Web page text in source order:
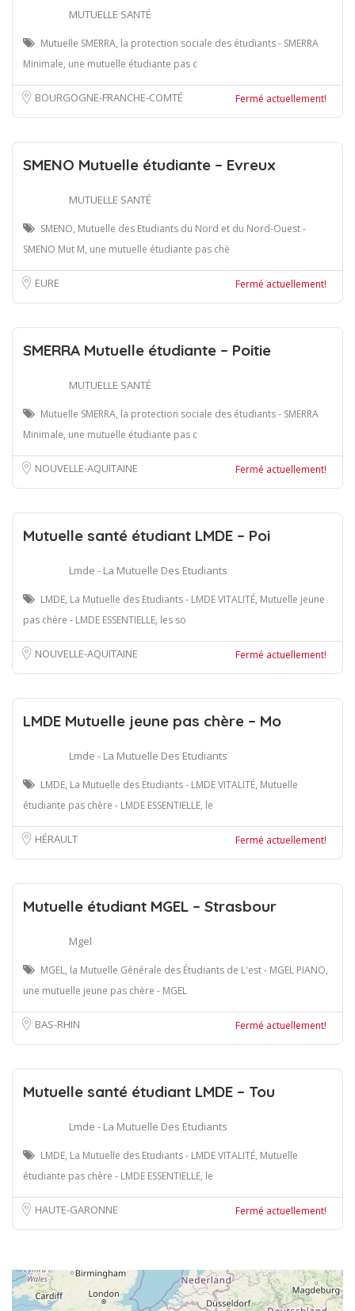
MUTUELLE SANTÉ
Mutuelle SMERRA, la protection sociale des étudiants - SMERRA
Minimale, une mutuelle étudiante pas c
BOURGOGNE-FRANCHE-COMTÉ Fermé actuellement!
SMENO Mutuelle étudiante – Evreux
MUTUELLE SANTÉ
SMENO, Mutuelle des Etudiants du Nord et du Nord-Ouest -
SMENO Mut M, une mutuelle étudiante pas chè
EURE Fermé actuellement!
SMERRA Mutuelle étudiante – Poitie
MUTUELLE SANTÉ
Mutuelle SMERRA, la protection sociale des étudiants - SMERRA
Minimale, une mutuelle étudiante pas c
NOUVELLE-AQUITAINE Fermé actuellement!
Mutuelle santé étudiant LMDE – Poi
Lmde - La Mutuelle Des Etudiants
LMDE, La Mutuelle des Etudiants - LMDE VITALITÉ, Mutuelle jeune
pas chère - LMDE ESSENTIELLE, les so
NOUVELLE-AQUITAINE Fermé actuellement!
LMDE Mutuelle jeune pas chère – Mo
Lmde - La Mutuelle Des Etudiants
LMDE, La Mutuelle des Etudiants - LMDE VITALITÉ, Mutuelle
étudiante pas chère - LMDE ESSENTIELLE, le
HÉRAULT Fermé actuellement!
Mutuelle étudiant MGEL – Strasbour
Mgel
MGEL, la Mutuelle Générale des Étudiants de L'est - MGEL PIANO,
une mutuelle jeune pas chère - MGEL
BAS-RHIN Fermé actuellement!
Mutuelle santé étudiant LMDE – Tou
Lmde - La Mutuelle Des Etudiants
LMDE, La Mutuelle des Etudiants - LMDE VITALITÉ, Mutuelle
étudiante pas chère - LMDE ESSENTIELLE, le
HAUTE-GARONNE Fermé actuellement!